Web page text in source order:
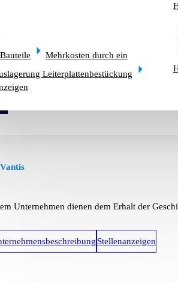
Mehrkosten durch ein
Leiterplattenbestückung
Vantis
Unternehmen dienen dem Erhalt der
Stellenanzeigen